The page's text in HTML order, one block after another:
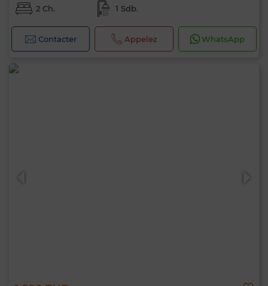
2 Ch. 1 Sdb.
Contacter Appelez WhatsApp